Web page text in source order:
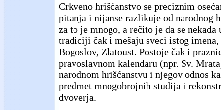
Crkveno hrišćanstvo se preciznim
pitanja i nijanse razlikuje od narodnog
za to je mnogo, a rečito je da se nekada
tradiciji čak i mešaju sveci istog imena,
Bogoslov, Zlatoust. Postoje čak i
pravoslavnom kalendaru (npr. Sv.
narodnom hrišćanstvu i njegov odnos
predmet mnogobrojnih studija i
dvoverja.